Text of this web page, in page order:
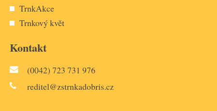
TrnkAkce
Trnkový květ
Kontakt
(0042) 723 731 976
reditel@zstrnkadobris.cz